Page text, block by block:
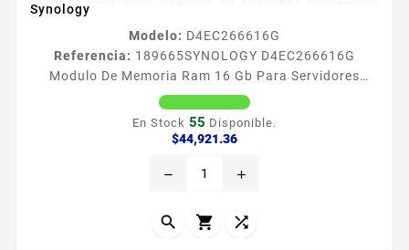
Synology
Modelo: D4EC266616G
Referencia: 189665SYNOLOGY D4EC266616G
Modulo De Memoria Ram 16 Gb Para Servidores
Synology Modulo de memoria RAM de 16GB La
capacidad de memoria RAM se puede ampliar en los
servidores NAS de Synology seleccionados para
bajo altas cargas del sistema Para garantizar una
siempre los moacutedulos de memoria RAM...
En Stock 55 Disponible.
$44,921.36Precio
remove add
  